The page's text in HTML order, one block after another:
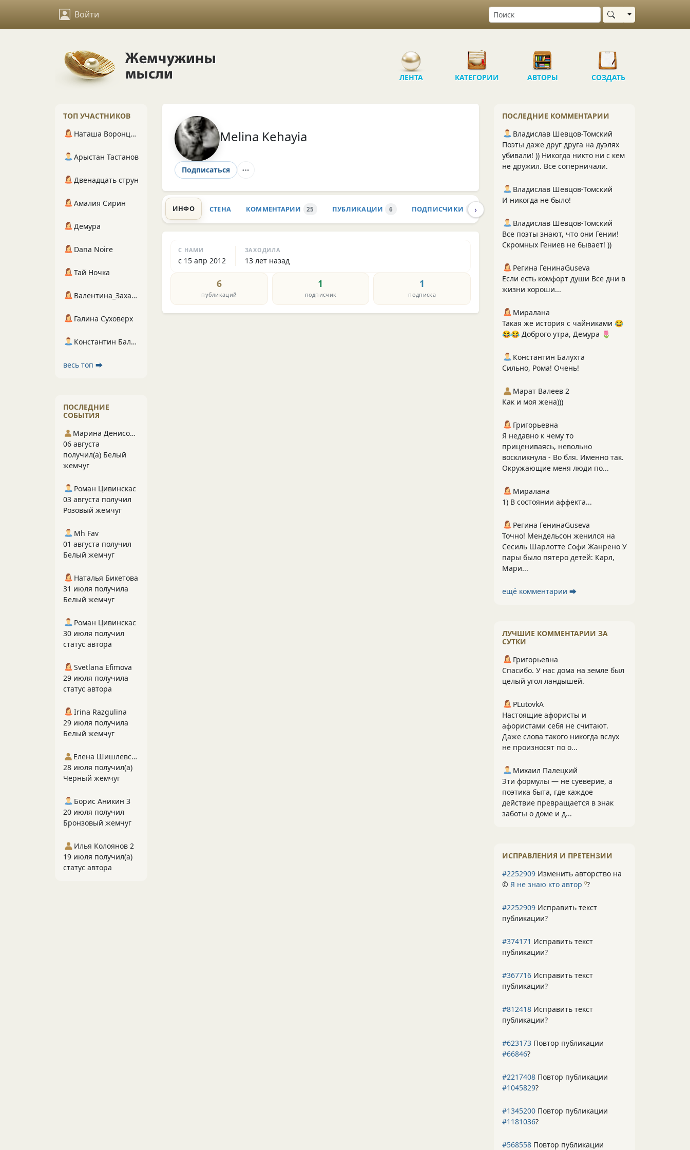
Войти Выбрать область
ЛЕНТА КАТЕГОРИИ АВТОРЫ СОЗДАТЬ
Melina Kehayia
Подписаться
ИНФО СТЕНА КОММЕНТАРИИ 25 ПУБЛИКАЦИИ 6 ПОДПИСЧИКИ ›
С НАМИ
с 15 апр 2012
ЗАХОДИЛА
13 лет назад
6
публикаций
1
подписчик
1
подписка
ПОСЛЕДНИЕ КОММЕНТАРИИ
Владислав Шевцов-Томский
Поэты даже друг друга на дуэлях
убивали! )) Никогда никто ни с кем
не дружил. Все соперничали.
Владислав Шевцов-Томский
И никогда не было!
Владислав Шевцов-Томский
Все поэты знают, что они Гении!
Скромных Гениев не бывает! ))
Регина ГенинаGuseva
Если есть комфорт души Все дни в
жизни хороши...
Миралана
Такая же история с чайниками 😂
😂😂 Доброго утра, Демура 🌷
Константин Балухта
Сильно, Рома! Очень!
Марат Валеев 2
Как и моя жена)))
Григорьевна
Я недавно к чему то
прицениваясь, невольно
воскликнула - Во бля. Именно так.
Окружающие меня люди по...
Миралана
1) В состоянии аффекта...
Регина ГенинаGuseva
Точно! Мендельсон женился на
Сесиль Шарлотте Софи Жанрено У
пары было пятеро детей: Карл,
Мари...
ещё комментарии ⮕
ЛУЧШИЕ КОММЕНТАРИИ ЗА
СУТКИ
Григорьевна
Спасибо. У нас дома на земле был
целый угол ландышей.
PLutоvkА
Настоящие афористы и
афористами себя не считают.
Даже слова такого никогда вслух
не произносят по о...
Михаил Палецкий
Эти формулы — не суеверие, а
поэтика быта, где каждое
действие превращается в знак
заботы о доме и д...
ИСПРАВЛЕНИЯ И ПРЕТЕНЗИИ
#2252909 Изменить авторство на
© Я не знаю кто автор 0?
#2252909 Исправить текст
публикации?
#374171 Исправить текст
публикации?
#367716 Исправить текст
публикации?
#812418 Исправить текст
публикации?
#623173 Повтор публикации
#66846?
#2217408 Повтор публикации
#1045829?
#1345200 Повтор публикации
#1181036?
#568558 Повтор публикации
ТОП УЧАСТНИКОВ
Наташа Воронцова
Арыстан Тастанов
Двенадцать струн
Амалия Сирин
Демура
Dana Noire
Тай Ночка
Валентина_Захарова
Галина Суховерх
Константин Балухта
весь топ ⮕
ПОСЛЕДНИЕ
СОБЫТИЯ
Марина Денисова 5
06 августа
получил(а) Белый
жемчуг
Роман Цивинскас
03 августа получил
Розовый жемчуг
Mh Fav
01 августа получил
Белый жемчуг
Наталья Бикетова
31 июля получила
Белый жемчуг
Роман Цивинскас
30 июля получил
статус автора
Svetlana Efimova
29 июля получила
статус автора
Irina Razgulina
29 июля получила
Белый жемчуг
Елена Шишлевская
28 июля получил(а)
Черный жемчуг
Борис Аникин 3
20 июля получил
Бронзовый жемчуг
Илья Колоянов 2
19 июля получил(а)
статус автора